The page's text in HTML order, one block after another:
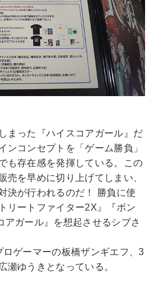
まった『ハイスコアガール』だ
ンコンセプトを「ゲーム勝負」
も存在感を発揮している。この
売を早めに切り上げてしまい、
決が行われるのだ！ 勝負に使
リートファイター2X』『ボン
ガール』を想起させるシブさ
ゲーマーの板橋ザンギエフ、3
瀬ゆうきとなっている。